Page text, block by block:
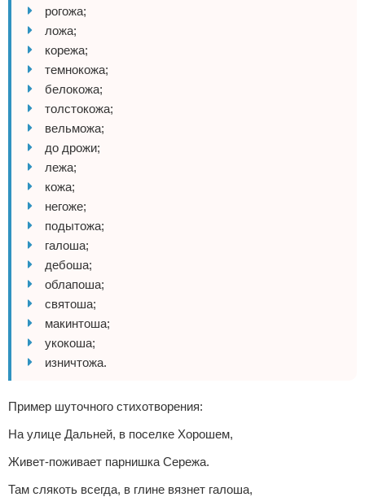
рогожа;
ложа;
корежа;
темнокожа;
белокожа;
толстокожа;
вельможа;
до дрожи;
лежа;
кожа;
негоже;
подытожа;
галоша;
дебоша;
облапоша;
святоша;
макинтоша;
укокоша;
изничтожа.
Пример шуточного стихотворения:
На улице Дальней, в поселке Хорошем,
Живет-поживает парнишка Сережа.
Там слякоть всегда, в глине вязнет галоша,